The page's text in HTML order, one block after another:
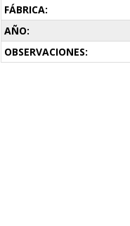
FÁBRICA:
AÑO:
OBSERVACIONES: